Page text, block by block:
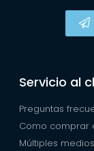
Servicio al
Preguntas
Como comprar
Múltiples